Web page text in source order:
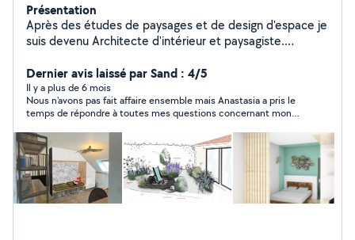
Présentation
Après des études de paysages et de design d'espace je
suis devenu Architecte d'intérieur et paysagiste.
aider à formaliser vos idées, les dessiner leur faire
prendre vie. Je réalise tous types de documents et
conseils pour tous espaces ( croquis dans l'espace, vue
réaliste, plans,coupes, liste shopping, conseil en
décoration et mobilier, conseil et dessin paysager, choix
des plantes) nous pouvons aller d'un rendez-vous
conseil jusqu'à la réalisation ensemble pour vos projets
particulier ou hôtelier/restaurant
Dernier avis laissé par Sand : 4/5
Il y a plus de 6 mois
Nous n'avons pas fait affaire ensemble mais Anastasia a pris le
temps de répondre à toutes mes questions concernant mon